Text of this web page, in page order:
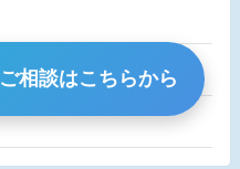
ご相談はこちらから